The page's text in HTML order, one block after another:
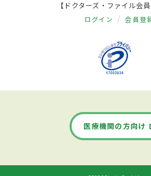
【ドクターズ・ファイル会員
ログイン 会員登
医療機関の方向け